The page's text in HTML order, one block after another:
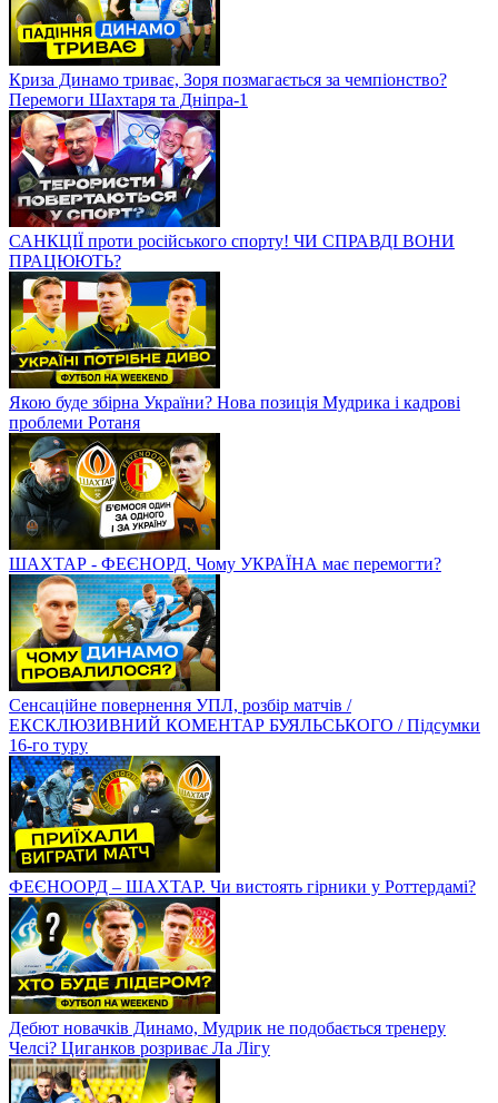
Криза Динамо триває, Зоря позмагається за чемпіонство?
Перемоги Шахтаря та Дніпра-1
САНКЦІЇ проти російського спорту! ЧИ СПРАВДІ ВОНИ
ПРАЦЮЮТЬ?
Якою буде збірна України? Нова позиція Мудрика і кадрові
проблеми Ротаня
ШАХТАР - ФЕЄНОРД. Чому УКРАЇНА має перемогти?
Сенсаційне повернення УПЛ, розбір матчів /
ЕКСКЛЮЗИВНИЙ КОМЕНТАР БУЯЛЬСЬКОГО / Підсумки
16-го туру
ФЕЄНООРД – ШАХТАР. Чи вистоять гірники у Роттердамі?
Дебют новачків Динамо, Мудрик не подобається тренеру
Челсі? Циганков розриває Ла Лігу